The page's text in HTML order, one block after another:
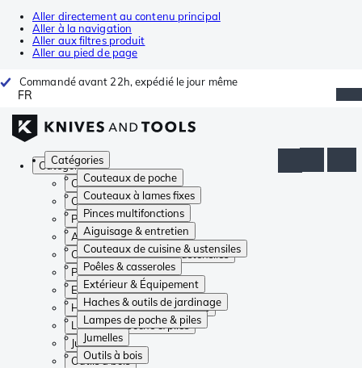
Aller directement au contenu principal
Aller à la navigation
Aller aux filtres produit
Aller au pied de page
Commandé avant 22h, expédié le jour même
FR
Catégories
Couteaux de poche
Couteaux à lames fixes
Pinces multifonctions
Aiguisage & entretien
Couteaux de cuisine & ustensiles
Poêles & casseroles
Extérieur & Équipement
Haches & outils de jardinage
Lampes de poche & piles
Jumelles
Outils à bois
Catégories
Couteaux de poche
Couteaux à lames fixes
Pinces multifonctions
Aiguisage & entretien
Couteaux de cuisine & ustensiles
Poêles & casseroles
Extérieur & Équipement
Haches & outils de jardinage
Lampes de poche & piles
Jumelles
Outils à bois